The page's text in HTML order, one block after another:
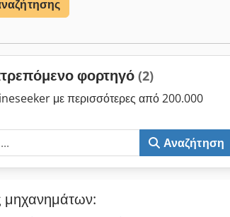
καρότσας Chedpfex Hkuljx Ap Esa Αλυσίδες
Σύστημα ρυμούλκησης Rockinger RO 50
φορτηγό (2)
με περισσότερες από 200.000
Αναζήτηση
μηχανημάτων: